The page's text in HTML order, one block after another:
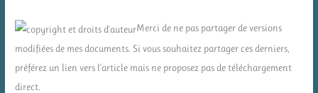
Merci de ne pas partager de versions
modifiées de mes documents. Si vous souhaitez partager ces derniers,
préférez un lien vers l'article mais ne proposez pas de téléchargement
direct.